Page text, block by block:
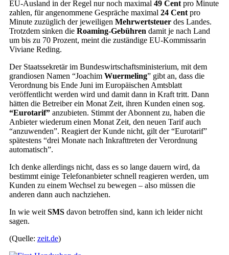
EU-Ausland in der Regel nur noch maximal 49 Centpro Minute
zahlen, für angenommene Gespräche maximal 24 Centpro
Minute zuzüglich der jeweiligen Mehrwertsteuerdes Landes.
Trotzdem sinken die Roaming-Gebühren damit je nach Land
um bis zu 70 Prozent, meint die zuständige EU-Kommissarin
Viviane Reding.
Der Staatssekretär im Bundeswirtschaftsministerium, mit dem
grandiosen Namen “Joachim Wuermeling” gibt an, dass die
Verordnung bis Ende Juni im Europäischen Amtsblatt
veröffentlicht werden wird und damit dann in Kraft tritt. Dann
hätten die Betreiber ein Monat Zeit, ihren Kunden einen sog.
“Eurotarif”anzubieten. Stimmt der Abonnent zu, haben die
Anbieter wiederum einen Monat Zeit, den neuen Tarif auch
“anzuwenden”. Reagiert der Kunde nicht, gilt der “Eurotarif”
spätestens “drei Monate nach Inkrafttreten der Verordnung
automatisch”.
Ich denke allerdings nicht, dass es so lange dauern wird, da
bestimmt einige Telefonanbieter schnell reagieren werden, um
Kunden zu einem Wechsel zu bewegen – also müssen die
anderen dann auch nachziehen.
In wie weit SMSdavon betroffen sind, kann ich leider nicht
sagen.
(Quelle: zeit.de)